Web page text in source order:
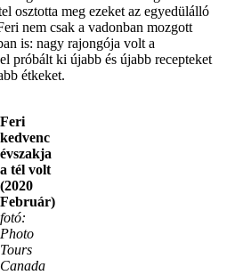
osztotta meg ezeket az egyedülálló
nem csak a vadonban mozgott
is: nagy rajongója volt a
próbált ki újabb és újabb recepteket
étkeket.
Feri
kedvenc
évszakja
a tél volt
(2020
Február)
fotó:
Photo
Tours
Canada